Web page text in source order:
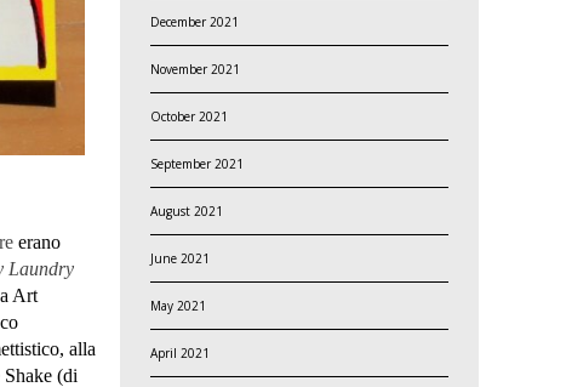
erano
Laundry
Art
alla
(di
December 2021
November 2021
October 2021
September 2021
August 2021
June 2021
May 2021
April 2021